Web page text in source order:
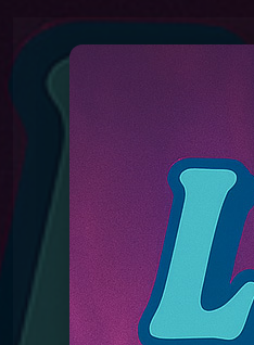
La Madeleine du Graal
MDG 17 VHS
La Madeleine du